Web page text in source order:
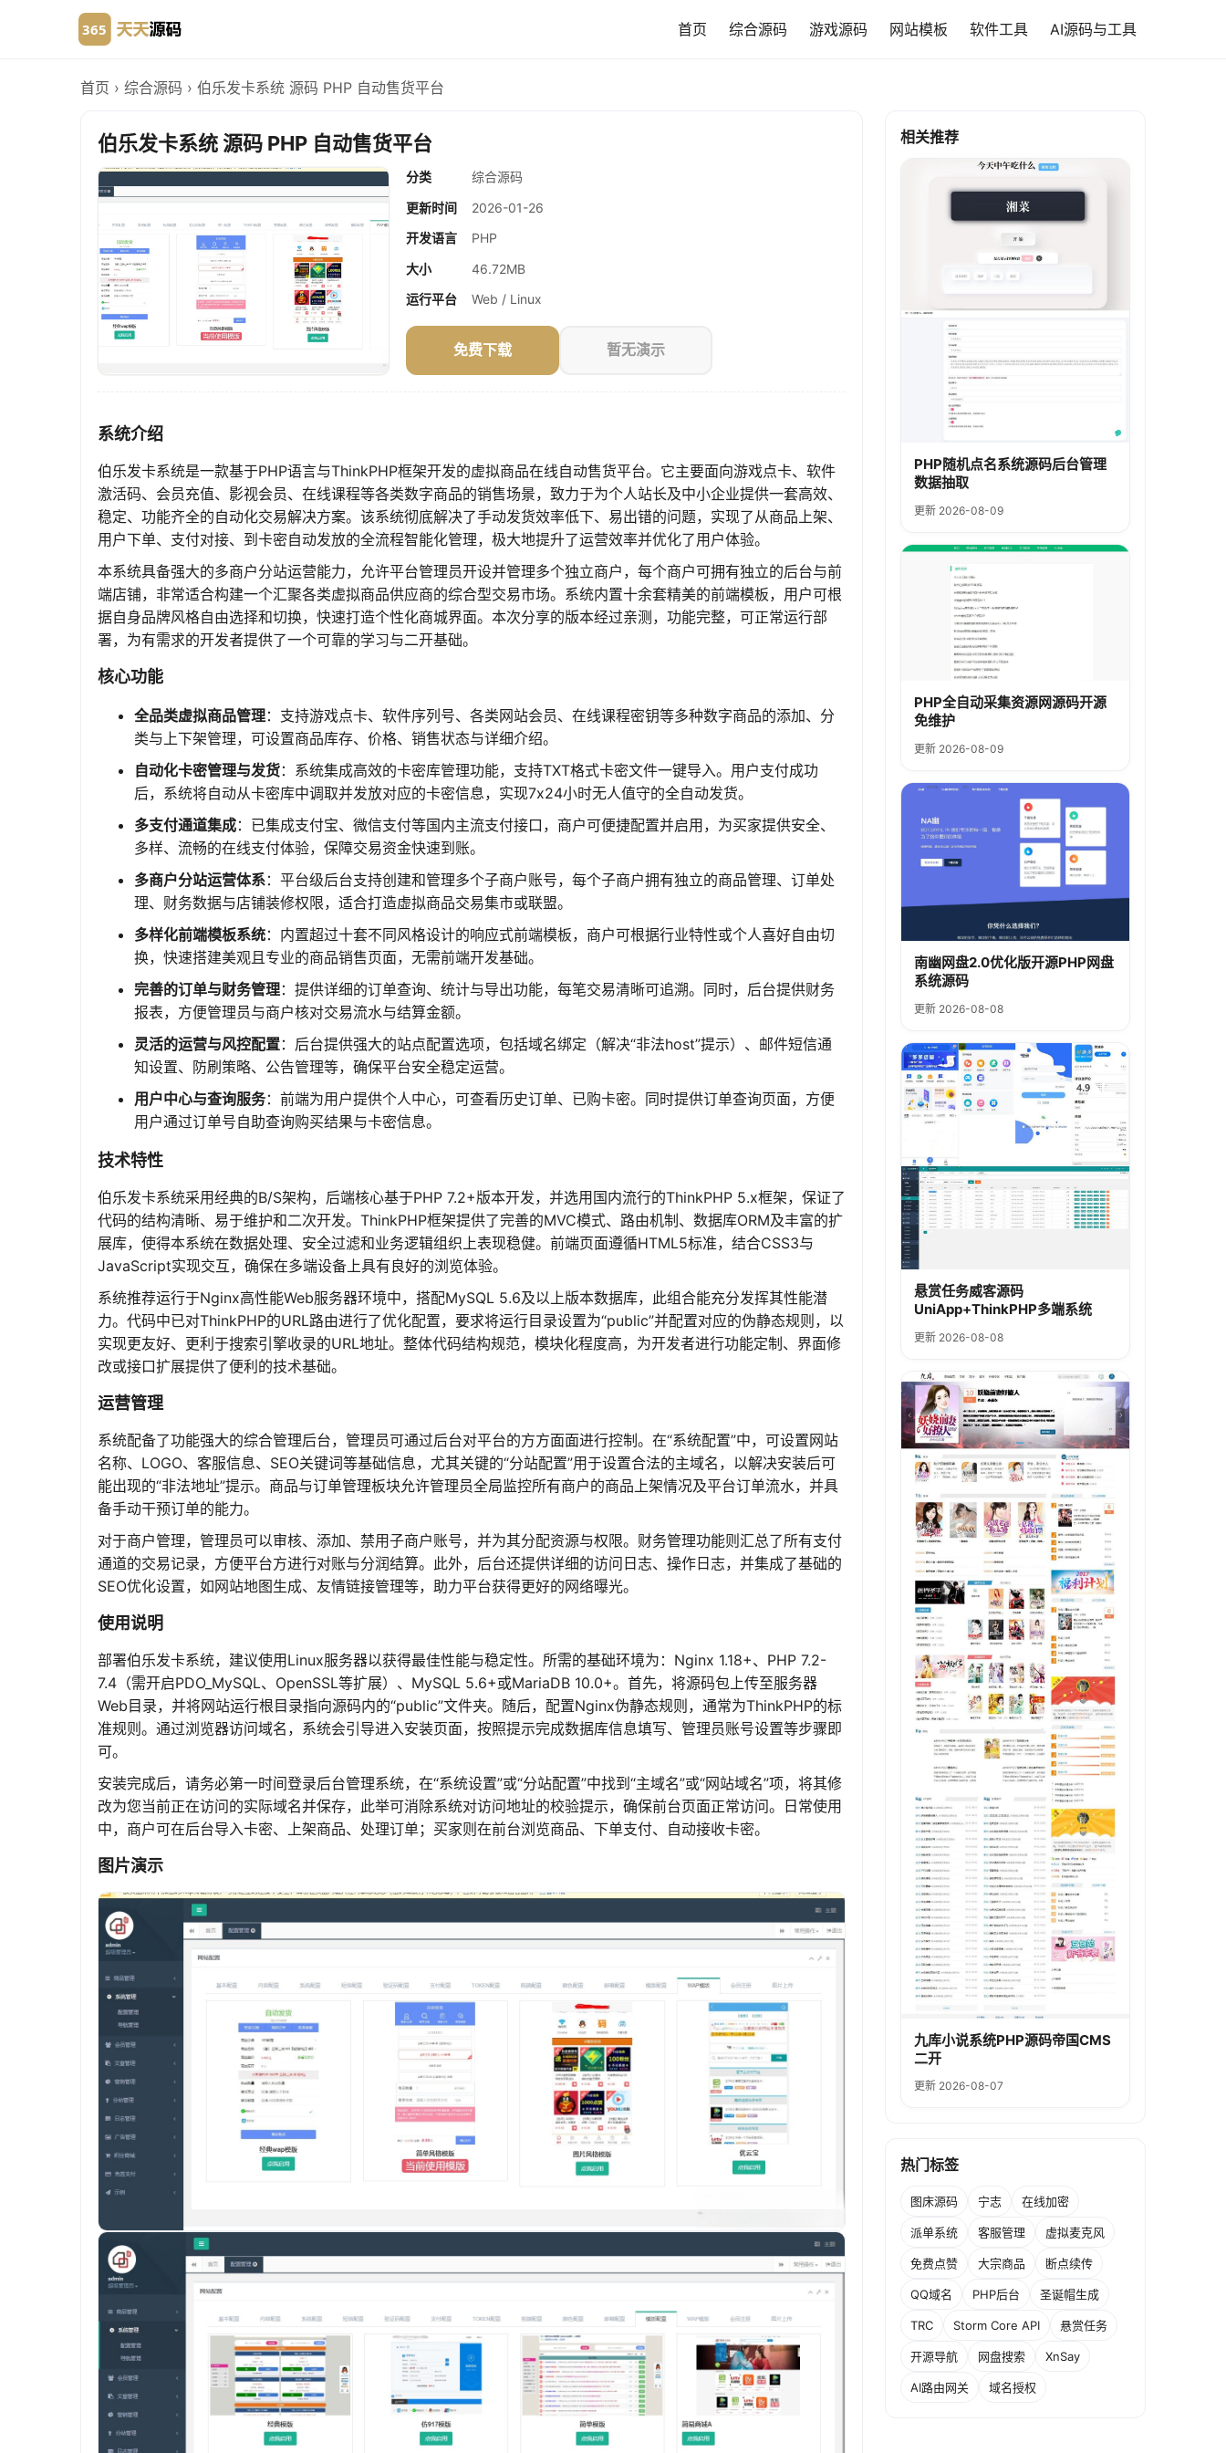
首页 综合源码 游戏源码 网站模板 软件工具 AI源码与工具
首页 › 综合源码 › 伯乐发卡系统 源码 PHP 自动售货平台
伯乐发卡系统 源码 PHP 自动售货平台
分类
综合源码
更新时间
2026-01-26
开发语言
PHP
大小
46.72MB
运行平台
Web / Linux
免费下载 暂无演示
系统介绍
伯乐发卡系统是一款基于PHP语言与ThinkPHP框架开发的虚拟商品在线自动售货平台。它主要面向游戏点卡、软件
激活码、会员充值、影视会员、在线课程等各类数字商品的销售场景，致力于为个人站长及中小企业提供一套高效、
稳定、功能齐全的自动化交易解决方案。该系统彻底解决了手动发货效率低下、易出错的问题，实现了从商品上架、
用户下单、支付对接、到卡密自动发放的全流程智能化管理，极大地提升了运营效率并优化了用户体验。
本系统具备强大的多商户分站运营能力，允许平台管理员开设并管理多个独立商户，每个商户可拥有独立的后台与前
端店铺，非常适合构建一个汇聚各类虚拟商品供应商的综合型交易市场。系统内置十余套精美的前端模板，用户可根
据自身品牌风格自由选择和切换，快速打造个性化商城界面。本次分享的版本经过亲测，功能完整，可正常运行部
署，为有需求的开发者提供了一个可靠的学习与二开基础。
核心功能
全品类虚拟商品管理：支持游戏点卡、软件序列号、各类网站会员、在线课程密钥等多种数字商品的添加、分
类与上下架管理，可设置商品库存、价格、销售状态与详细介绍。
自动化卡密管理与发货：系统集成高效的卡密库管理功能，支持TXT格式卡密文件一键导入。用户支付成功
后，系统将自动从卡密库中调取并发放对应的卡密信息，实现7x24小时无人值守的全自动发货。
多支付通道集成：已集成支付宝、微信支付等国内主流支付接口，商户可便捷配置并启用，为买家提供安全、
多样、流畅的在线支付体验，保障交易资金快速到账。
多商户分站运营体系：平台级后台支持创建和管理多个子商户账号，每个子商户拥有独立的商品管理、订单处
理、财务数据与店铺装修权限，适合打造虚拟商品交易集市或联盟。
多样化前端模板系统：内置超过十套不同风格设计的响应式前端模板，商户可根据行业特性或个人喜好自由切
换，快速搭建美观且专业的商品销售页面，无需前端开发基础。
完善的订单与财务管理：提供详细的订单查询、统计与导出功能，每笔交易清晰可追溯。同时，后台提供财务
报表，方便管理员与商户核对交易流水与结算金额。
灵活的运营与风控配置：后台提供强大的站点配置选项，包括域名绑定（解决“非法host”提示）、邮件短信通
知设置、防刷策略、公告管理等，确保平台安全稳定运营。
用户中心与查询服务：前端为用户提供个人中心，可查看历史订单、已购卡密。同时提供订单查询页面，方便
用户通过订单号自助查询购买结果与卡密信息。
技术特性
伯乐发卡系统采用经典的B/S架构，后端核心基于PHP 7.2+版本开发，并选用国内流行的ThinkPHP 5.x框架，保证了
代码的结构清晰、易于维护和二次开发。ThinkPHP框架提供了完善的MVC模式、路由机制、数据库ORM及丰富的扩
展库，使得本系统在数据处理、安全过滤和业务逻辑组织上表现稳健。前端页面遵循HTML5标准，结合CSS3与
JavaScript实现交互，确保在多端设备上具有良好的浏览体验。
系统推荐运行于Nginx高性能Web服务器环境中，搭配MySQL 5.6及以上版本数据库，此组合能充分发挥其性能潜
力。代码中已对ThinkPHP的URL路由进行了优化配置，要求将运行目录设置为“public”并配置对应的伪静态规则，以
实现更友好、更利于搜索引擎收录的URL地址。整体代码结构规范，模块化程度高，为开发者进行功能定制、界面修
改或接口扩展提供了便利的技术基础。
运营管理
系统配备了功能强大的综合管理后台，管理员可通过后台对平台的方方面面进行控制。在“系统配置”中，可设置网站
名称、LOGO、客服信息、SEO关键词等基础信息，尤其关键的“分站配置”用于设置合法的主域名，以解决安装后可
能出现的“非法地址”提示。商品与订单管理板块允许管理员全局监控所有商户的商品上架情况及平台订单流水，并具
备手动干预订单的能力。
对于商户管理，管理员可以审核、添加、禁用子商户账号，并为其分配资源与权限。财务管理功能则汇总了所有支付
通道的交易记录，方便平台方进行对账与分润结算。此外，后台还提供详细的访问日志、操作日志，并集成了基础的
SEO优化设置，如网站地图生成、友情链接管理等，助力平台获得更好的网络曝光。
使用说明
部署伯乐发卡系统，建议使用Linux服务器以获得最佳性能与稳定性。所需的基础环境为：Nginx 1.18+、PHP 7.2-
7.4（需开启PDO_MySQL、OpenSSL等扩展）、MySQL 5.6+或MariaDB 10.0+。首先，将源码包上传至服务器
Web目录，并将网站运行根目录指向源码内的“public”文件夹。随后，配置Nginx伪静态规则，通常为ThinkPHP的标
准规则。通过浏览器访问域名，系统会引导进入安装页面，按照提示完成数据库信息填写、管理员账号设置等步骤即
可。
安装完成后，请务必第一时间登录后台管理系统，在“系统设置”或“分站配置”中找到“主域名”或“网站域名”项，将其修
改为您当前正在访问的实际域名并保存，此举可消除系统对访问地址的校验提示，确保前台页面正常访问。日常使用
中，商户可在后台导入卡密、上架商品、处理订单；买家则在前台浏览商品、下单支付、自动接收卡密。
图片演示
相关推荐
PHP随机点名系统源码后台管理
数据抽取
更新 2026-08-09
PHP全自动采集资源网源码开源
免维护
更新 2026-08-09
南幽网盘2.0优化版开源PHP网盘
系统源码
更新 2026-08-08
悬赏任务威客源码
UniApp+ThinkPHP多端系统
更新 2026-08-08
九库小说系统PHP源码帝国CMS
二开
更新 2026-08-07
热门标签
图床源码 宁志 在线加密
派单系统 客服管理 虚拟麦克风
免费点赞 大宗商品 断点续传
QQ域名 PHP后台 圣诞帽生成
TRC Storm Core API 悬赏任务
开源导航 网盘搜索 XnSay
AI路由网关 域名授权